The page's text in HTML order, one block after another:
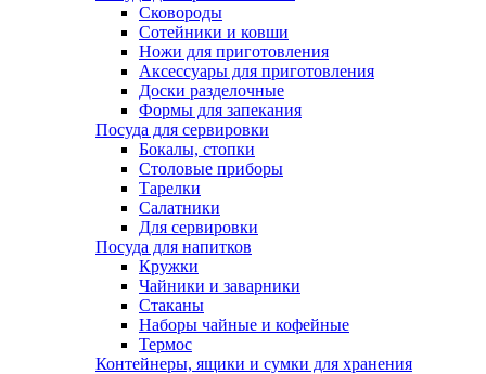
Сковороды
Сотейники и ковши
Ножи для приготовления
Аксессуары для приготовления
Доски разделочные
Формы для запекания
Посуда для сервировки
Бокалы, стопки
Столовые приборы
Тарелки
Салатники
Для сервировки
Посуда для напитков
Кружки
Чайники и заварники
Стаканы
Наборы чайные и кофейные
Термос
Контейнеры, ящики и сумки для хранения